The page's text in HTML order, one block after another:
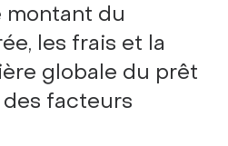
montant du
les frais et la
globale du prêt
facteurs